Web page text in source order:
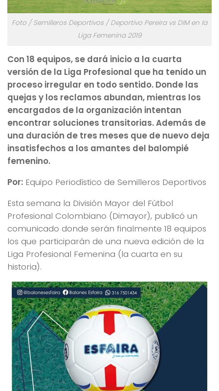
Foto / Semilleros Deportivos / Deportivo Pereira vs DIM en la
Liga Femenina 2019
Con 18 equipos, se dará inicio a la cuarta
versión de la Liga Profesional que ha tenido un
proceso irregular en todo sentido. Donde las
quejas y los reclamos abundan, mientras los
encargados de la organización intentan
encontrar soluciones transitorias. Además de
una duración de tres meses que de nuevo deja
insatisfechos a los amantes del balompié
femenino.
Por: Equipo Periodístico de Semilleros Deportivos
Esta semana la División Mayor del Fútbol
Profesional Colombiano (Dimayor), publicó un
comunicado donde serán finalmente 18 equipos
los que participarán de una nueva edición de la
Liga Profesional Femenina (la cuarta en su
historia).